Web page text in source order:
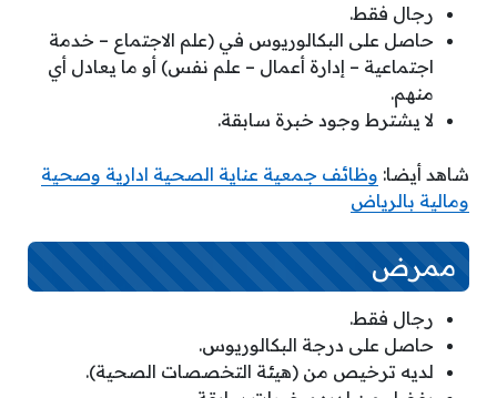
رجال فقط.
حاصل على البكالوريوس في (علم الاجتماع – خدمة
اجتماعية – إدارة أعمال – علم نفس) أو ما يعادل أي
منهم.
لا يشترط وجود خبرة سابقة.
شاهد أيضا: وظائف جمعية عناية الصحية ادارية وصحية
ومالية بالرياض
ممرض
رجال فقط.
حاصل على درجة البكالوريوس.
لديه ترخيص من (هيئة التخصصات الصحية).